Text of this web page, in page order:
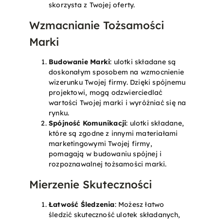
skorzysta z Twojej oferty.
Wzmacnianie Tożsamości
Marki
Budowanie Marki: ulotki składane są
doskonałym sposobem na wzmocnienie
wizerunku Twojej firmy. Dzięki spójnemu
projektowi, mogą odzwierciedlać
wartości Twojej marki i wyróżniać się na
rynku.
Spójność Komunikacji: ulotki składane,
które są zgodne z innymi materiałami
marketingowymi Twojej firmy,
pomagają w budowaniu spójnej i
rozpoznawalnej tożsamości marki.
Mierzenie Skuteczności
Łatwość Śledzenia: Możesz łatwo
śledzić skuteczność ulotek składanych,